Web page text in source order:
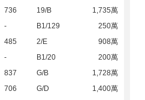
736 19/B
1,735萬
- B1/129
250萬
485 2/E
908萬
- B1/20
200萬
837 G/B
1,728萬
706 G/D
1,400萬